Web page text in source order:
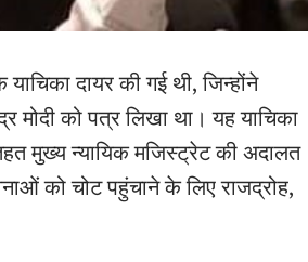
दायर की गई थी, जिन्होंने
को पत्र लिखा था। यह याचिका
मुख्य न्यायिक मजिस्ट्रेट की अदालत
को चोट पहुंचाने के लिए राजद्रोह,